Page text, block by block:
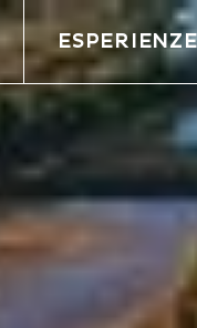
ESPERIENZE